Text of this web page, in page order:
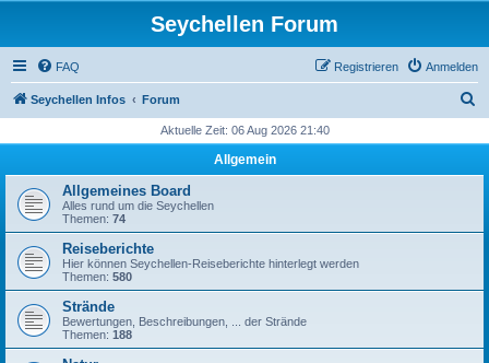
Seychellen Forum
FAQ Anmelden
Registrieren
Seychellen Infos Forum
h
Aktuelle Zeit: 06 Aug 2026 21:40
Allgemein
Allgemeines Board
Alles rund um die Seychellen
Themen: 74
Reiseberichte
Hier können Seychellen-Reiseberichte hinterlegt werden
Themen: 580
Strände
Bewertungen, Beschreibungen, ... der Strände
Themen: 188